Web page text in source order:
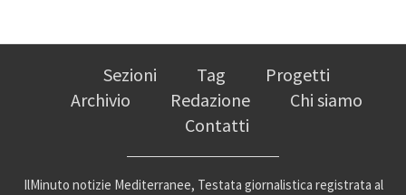
Sezioni Tag
Progetti
Archivio
Redazione
Chi siamo
Contatti
IlMinuto notizie Mediterranee, Testata giornalistica registrata al